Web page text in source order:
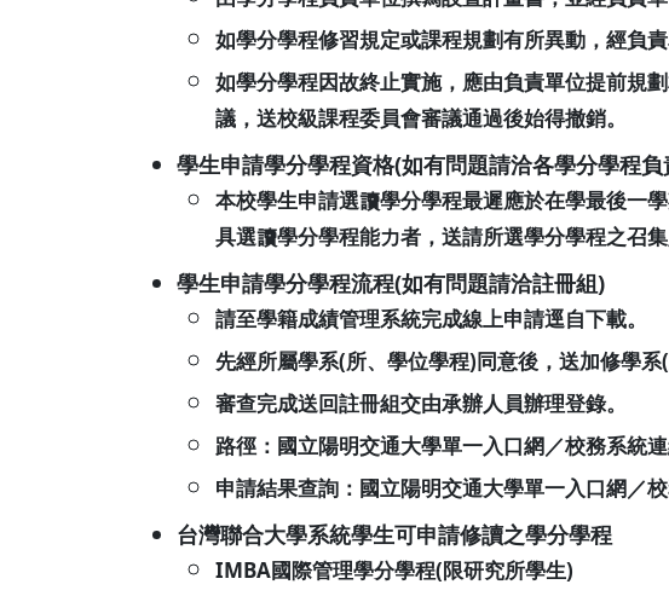
如學分學程修習規定或課程規劃有所異動，經負
如學分學程因故終止實施，應由負責單位提前規
議，送校級課程委員會審議通過後始得撤銷。
學生申請學分學程資格(如有問題請洽各學分學程
本校學生申請選讀學分學程最遲應於在學最後一
具選讀學分學程能力者，送請所選學分學程之召
學生申請學分學程流程(如有問題請洽註冊組)
請至學籍成績管理系統完成線上申請逕自下載。
先經所屬學系(所、學位學程)同意後，送加修學系
審查完成送回註冊組交由承辦人員辦理登錄。
路徑：國立陽明交通大學單一入口網／校務系統
申請結果查詢：國立陽明交通大學單一入口網／
台灣聯合大學系統學生可申請修讀之學分學程
IMBA國際管理學分學程(限研究所學生)